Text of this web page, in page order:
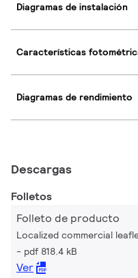
Diagramas de instalación
Características
Diagramas de rendimiento
Descargas
Folletos
Folleto de producto
Localized commercial
pdf 818.4 kB
Ver